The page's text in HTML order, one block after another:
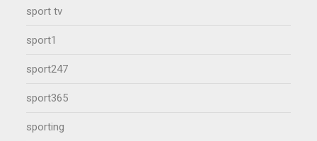
sport tv
sport1
sport247
sport365
sporting